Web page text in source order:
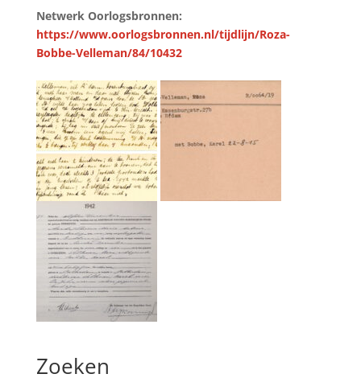
Netwerk Oorlogsbronnen:
https://www.oorlogsbronnen.nl/tijdlijn/Roza-
Bobbe-Velleman/84/10432
Zoeken